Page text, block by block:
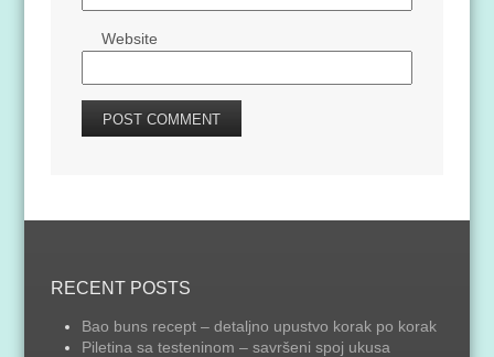
Website
RECENT POSTS
Bao buns recept – detaljno upustvo korak po korak
Piletina sa testeninom – savršeni spoj ukusa